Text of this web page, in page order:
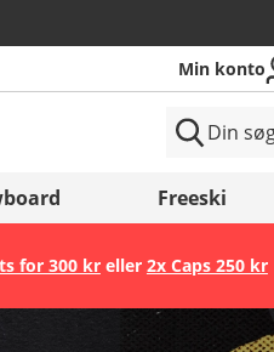
Gem
Min konto
Freeski
for 300 kreller 2x Caps 250 kr